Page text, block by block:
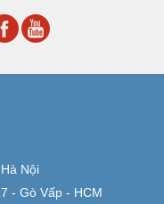
Nội
- Gò Vấp - HCM